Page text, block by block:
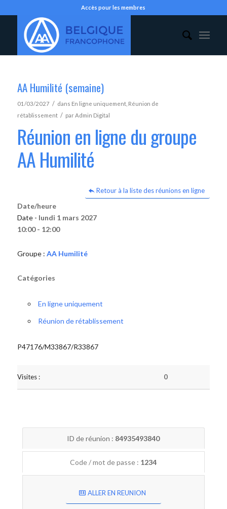
Accès pour les membres
AA Humilité (semaine)
01/03/2027 / dans En ligne uniquement, Réunion de
rétablissement / parAdmin Digital
Réunion en ligne du groupe
AA Humilité
Retour à la liste des réunions en ligne
Date/heure
Date - lundi 1 mars 2027
10:00 - 12:00
Groupe : AA Humilité
Catégories
En ligne uniquement
Réunion de rétablissement
P47176/M33867/R33867
Visites : 0
ID de réunion : 84935493840
Code / mot de passe : 1234
ALLER EN REUNION